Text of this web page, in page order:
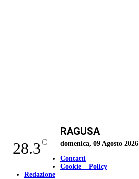
28.3C
RAGUSA
domenica, 09 Agosto 2026
Contatti
Cookie – Policy
Redazione